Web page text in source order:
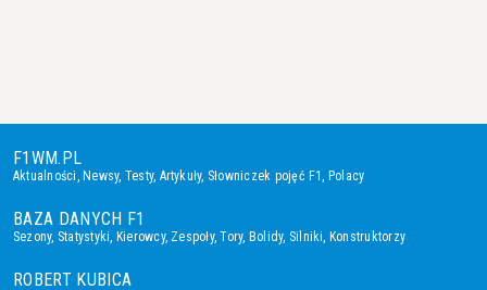
F1WM.PL
Aktualności, Newsy, Testy, Artykuły, Słowniczek pojęć F1, Polacy
BAZA DANYCH F1
Sezony, Statystyki, Kierowcy, Zespoły,Tory, Bolidy, Silniki, Konstruktorzy
ROBERT KUBICA